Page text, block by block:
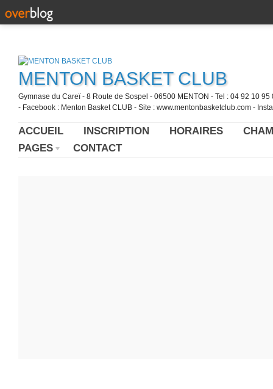
MENTON BASKET CLUB
Gymnase du Careï - 8 Route de Sospel - 06500 MENTON - Tel : 04 92 10
- Facebook : Menton Basket CLUB - Site : www.mentonbasketclub.com -
ACCUEIL INSCRIPTION HORAIRES
PAGES
CONTACT